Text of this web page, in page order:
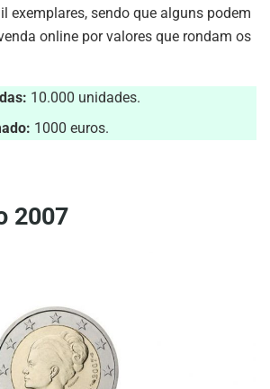
exemplares, sendo que alguns podem
online por valores que rondam os
10.000 unidades.
1000 euros.
2007